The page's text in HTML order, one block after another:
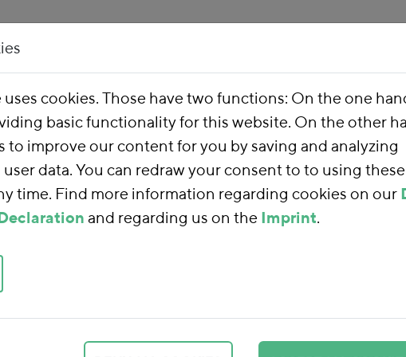
Reform
Reform
a sustainable
subsidies that
placing our tax
uses cookies. Those have two functions: On the one
basic functionality for this website. On the other
to improve our content for you by saving and analyzing
data. You can redraw your consent to to using these
time. Find more information regarding cookies on our
and regarding us on the Imprint.